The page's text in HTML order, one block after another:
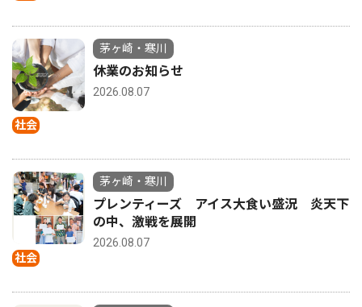
社会
茅ヶ崎・寒川
休業のお知らせ
2026.08.07
社会
茅ヶ崎・寒川
プレンティーズ アイス大食い盛況 炎天下
の中、激戦を展開
2026.08.07